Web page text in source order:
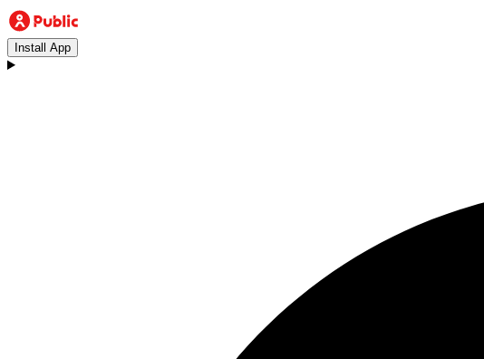
Install App